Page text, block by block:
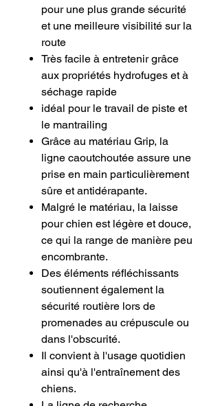
pour une plus grande sécurité
et une meilleure visibilité sur la
route
Très facile à entretenir grâce
aux propriétés hydrofuges et à
séchage rapide
idéal pour le travail de piste et
le mantrailing
Grâce au matériau Grip, la
ligne caoutchoutée assure une
prise en main particulièrement
sûre et antidérapante.
Malgré le matériau, la laisse
pour chien est légère et douce,
ce qui la range de manière peu
encombrante.
Des éléments réfléchissants
soutiennent également la
sécurité routière lors de
promenades au crépuscule ou
dans l'obscurité.
Il convient à l'usage quotidien
ainsi qu'à l'entraînement des
chiens.